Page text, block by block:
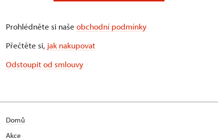
Prohlédněte si naše obchodní podmínky
Přečtěte si, jak nakupovat
Odstoupit od smlouvy
Domů
Akce